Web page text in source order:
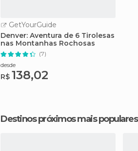
GetYourGuide
Denver: Aventura de 6 Tirolesas
nas Montanhas Rochosas
(7)
desde
R$ 138,02
Destinos próximos mais populares